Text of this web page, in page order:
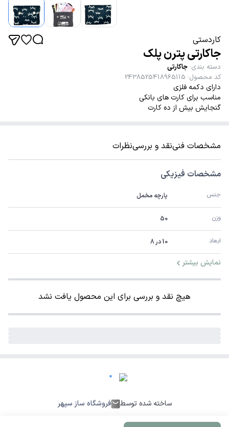
کاردستی
جاکارتی پترن پلک
دسته بندی: جاکارتی
کد محصول:
2438525418965115
دارای دکمه فلزی
مناسب برای کارت های بانکی
گنجایش بیش از ده کارت
مشخصات فنینقد و بررسینظرات
مشخصات فیزیکی
جنس پارچه مخمل
وزن 50
ابعاد 10 در 8
نمایش بیشتر
هیچ نقد و بررسی برای این محصول یافت نشد
ساخته شده توسط فروشگاه ساز سپهر